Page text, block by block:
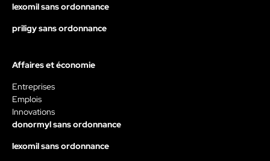
lexomil sans ordonnance
priligy sans ordonnance
Affaires et économie
Entreprises
Emplois
Innovations
donormyl sans ordonnance
lexomil sans ordonnance